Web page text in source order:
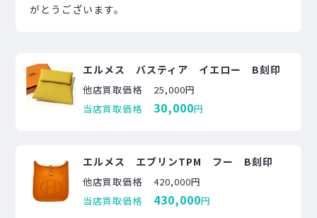
がとうございます。
エルメス バスティア イエロー B刻印
他店買取価格
25,000円
当店買取価格
30,000円
エルメス エブリンTPM フー B刻印
他店買取価格
420,000円
当店買取価格
430,000円